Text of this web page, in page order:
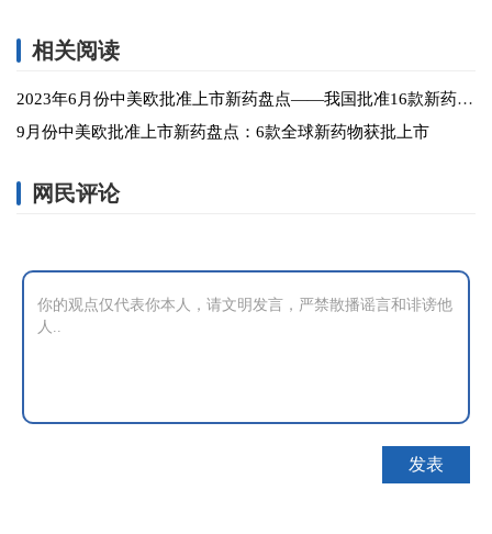
相关阅读
2023年6月份中美欧批准上市新药盘点——我国批准16款新药上市
9月份中美欧批准上市新药盘点：6款全球新药物获批上市
网民评论